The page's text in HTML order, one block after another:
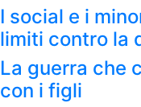
I social e i
limiti contro la
La guerra che
con i figli